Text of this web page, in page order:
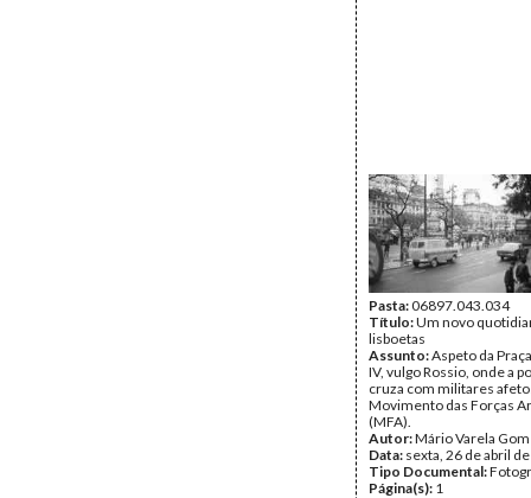
Pasta:06897.043.034
Título:Um novo
lisboetas
Assunto:Aspeto da
IV, vulgo Rossio, onde a
cruza com militares
Movimento das Forças
(MFA).
Autor:Mário Varela
Data: sexta, 26 de abril
Tipo Documental:
Página(s): 1